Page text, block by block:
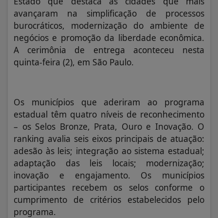
avançaram na simplificação de processos
burocráticos, modernização do ambiente de
negócios e promoção da liberdade econômica.
A cerimônia de entrega aconteceu nesta
quinta-feira (2), em São Paulo.
Os municípios que aderiram ao programa
estadual têm quatro níveis de reconhecimento
– os Selos Bronze, Prata, Ouro e Inovação. O
ranking avalia seis eixos principais de atuação:
adesão às leis; integração ao sistema estadual;
adaptação das leis locais; modernização;
inovação e engajamento. Os municípios
participantes recebem os selos conforme o
cumprimento de critérios estabelecidos pelo
programa.